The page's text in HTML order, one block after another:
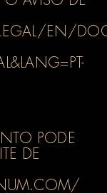
EN/
PODE
DE